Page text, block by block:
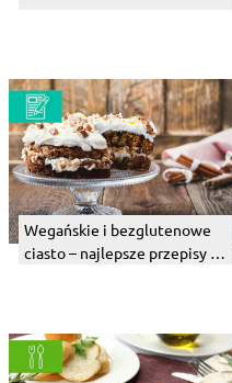
Wegańskie i bezglutenowe
ciasto – najlepsze przepisy na